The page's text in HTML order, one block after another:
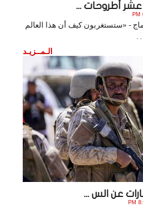
أطروحات ...
- «ستستغربون كيف أن هذا العالم
.
الـمــزيـد
عن الس ...